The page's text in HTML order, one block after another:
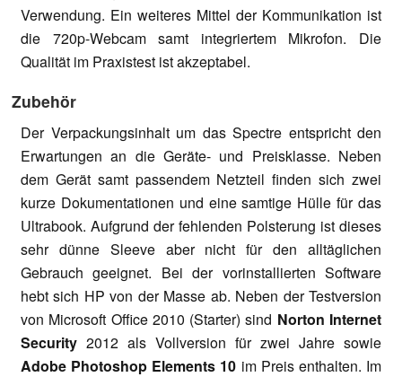
Verwendung. Ein weiteres Mittel der Kommunikation ist
die 720p-Webcam samt integriertem Mikrofon. Die
Qualität im Praxistest ist akzeptabel.
Zubehör
Der Verpackungsinhalt um das Spectre entspricht den
Erwartungen an die Geräte- und Preisklasse. Neben
dem Gerät samt passendem Netzteil finden sich zwei
kurze Dokumentationen und eine samtige Hülle für das
Ultrabook. Aufgrund der fehlenden Polsterung ist dieses
sehr dünne Sleeve aber nicht für den alltäglichen
Gebrauch geeignet. Bei der vorinstallierten Software
hebt sich HP von der Masse ab. Neben der Testversion
von Microsoft Office 2010 (Starter) sind Norton Internet
Security 2012 als Vollversion für zwei Jahre sowie
Adobe Photoshop Elements 10 im Preis enthalten. Im